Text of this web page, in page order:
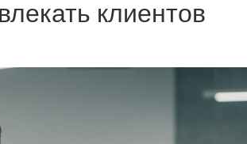
клиентов